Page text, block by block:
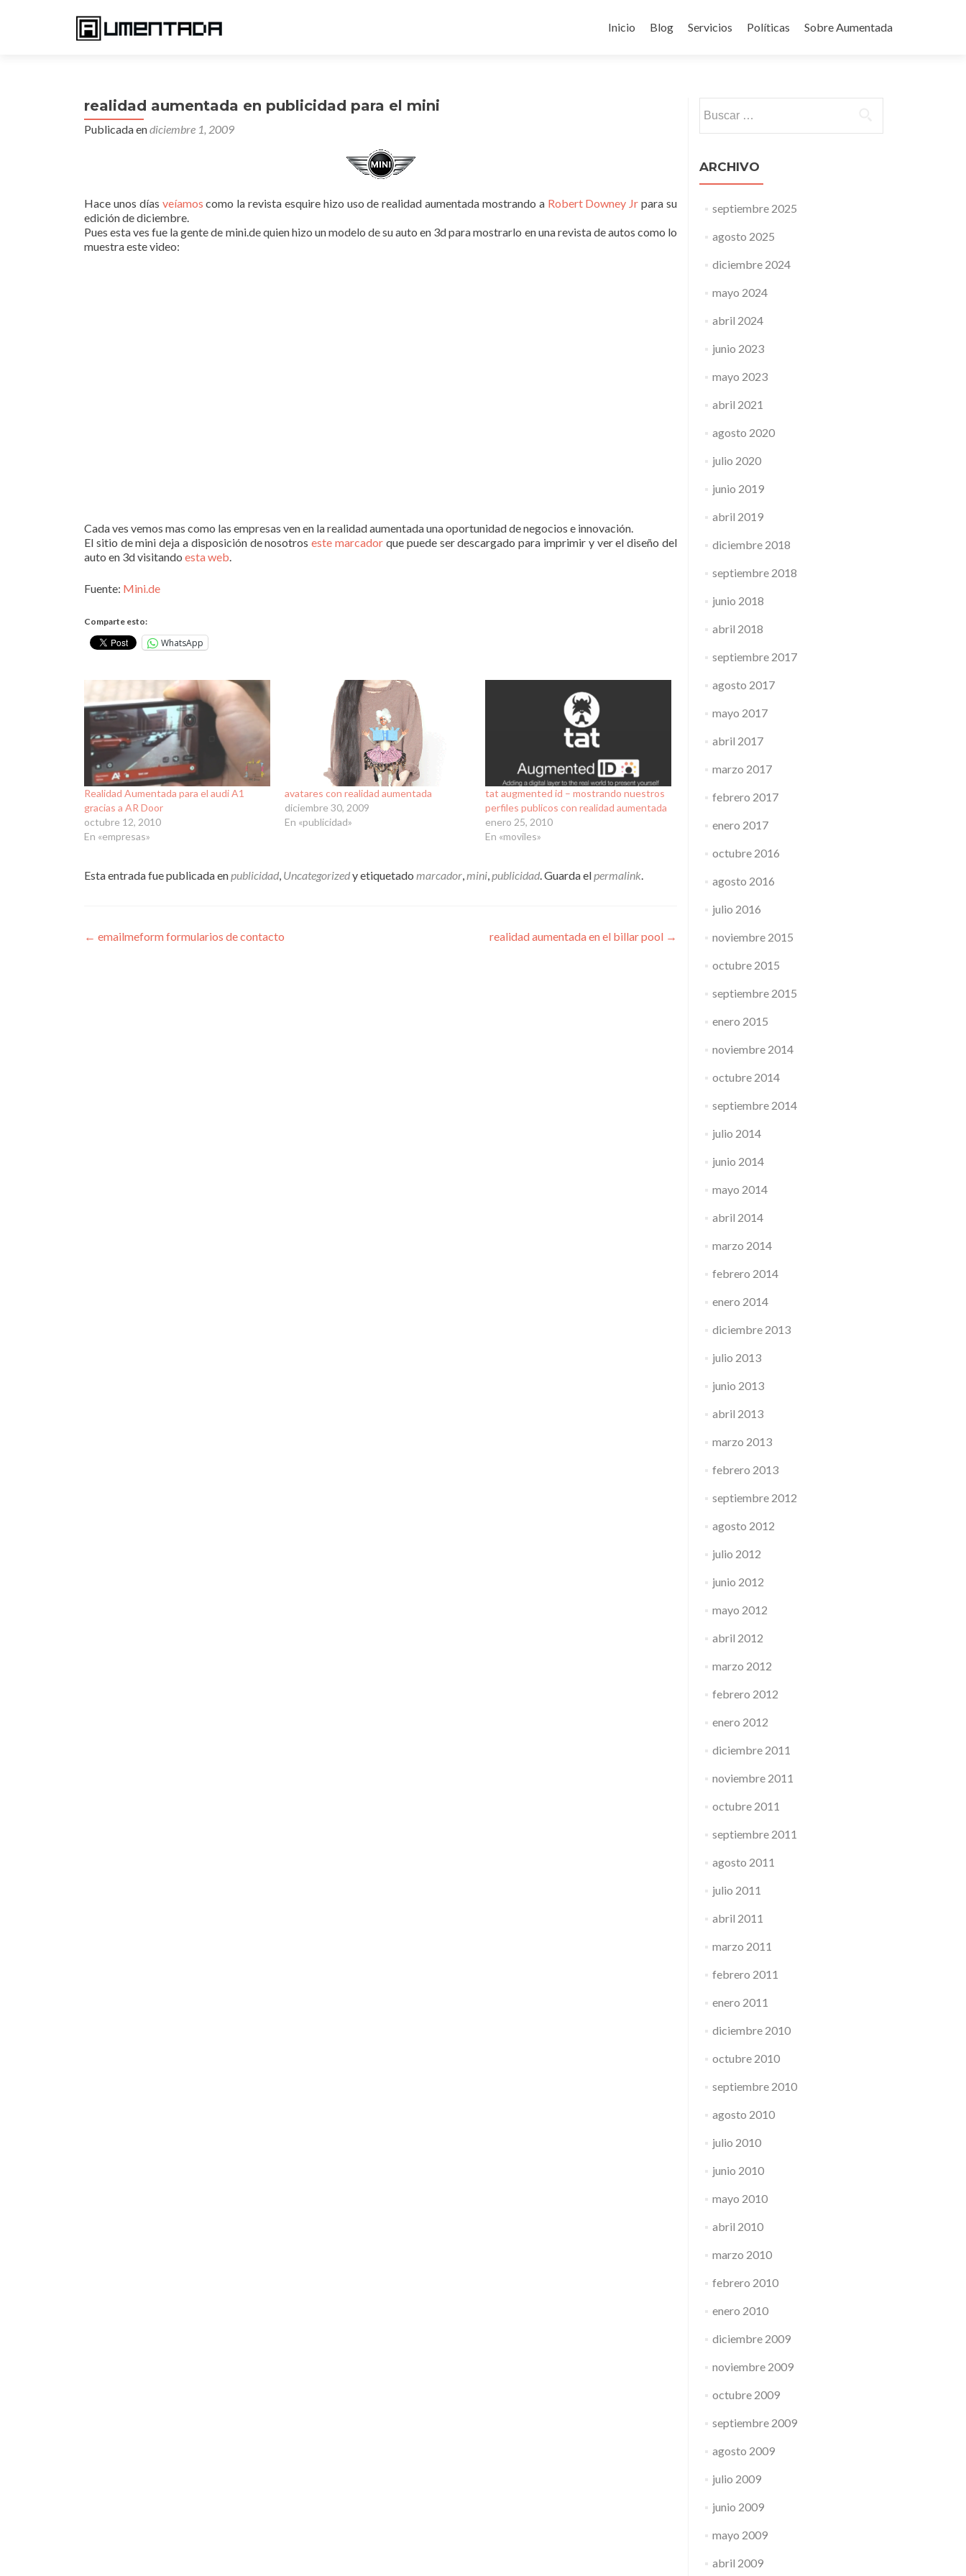
al
Inicio Blog Servicios Políticas Sobre Aumentada
realidad aumentada en publicidad para el mini
Publicada endiciembre 1, 2009
Hace unos días veíamos como la revista esquire hizo uso de realidad aumentada mostrando a Robert Downey Jr para su
edición de diciembre.
Pues esta ves fue la gente de mini.de quien hizo un modelo de su auto en 3d para mostrarlo en una revista de autos como lo
muestra este video:
Cada ves vemos mas como las empresas ven en la realidad aumentada una oportunidad de negocios e innovación.
El sitio de mini deja a disposición de nosotroseste marcador que puede ser descargado para imprimir y ver el diseño del
auto en 3d visitando esta web.
Fuente: Mini.de
Comparte esto:
WhatsApp
Realidad Aumentada para el audi A1
gracias a AR Door
octubre 12, 2010
En «empresas»
avatares con realidad aumentada
diciembre 30, 2009
En «publicidad»
tat augmented id – mostrando nuestros
perfiles publicos con realidad aumentada
enero 25, 2010
En «moviles»
Esta entrada fue publicada enpublicidad, Uncategorizedy etiquetado marcador,mini,publicidad. Guarda elpermalink.
Navegación
← emailmeform formularios de contacto realidad aumentada en el billar pool →
ARCHIVO
septiembre 2025
agosto 2025
diciembre 2024
mayo 2024
abril 2024
junio 2023
mayo 2023
abril 2021
agosto 2020
julio 2020
junio 2019
abril 2019
diciembre 2018
septiembre 2018
junio 2018
abril 2018
septiembre 2017
agosto 2017
mayo 2017
abril 2017
marzo 2017
febrero 2017
enero 2017
octubre 2016
agosto 2016
julio 2016
noviembre 2015
octubre 2015
septiembre 2015
enero 2015
noviembre 2014
octubre 2014
septiembre 2014
julio 2014
junio 2014
mayo 2014
abril 2014
marzo 2014
febrero 2014
enero 2014
diciembre 2013
julio 2013
junio 2013
abril 2013
marzo 2013
febrero 2013
septiembre 2012
agosto 2012
julio 2012
junio 2012
mayo 2012
abril 2012
marzo 2012
febrero 2012
enero 2012
diciembre 2011
noviembre 2011
octubre 2011
septiembre 2011
agosto 2011
julio 2011
abril 2011
marzo 2011
febrero 2011
enero 2011
diciembre 2010
octubre 2010
septiembre 2010
agosto 2010
julio 2010
junio 2010
mayo 2010
abril 2010
marzo 2010
febrero 2010
enero 2010
diciembre 2009
noviembre 2009
octubre 2009
septiembre 2009
agosto 2009
julio 2009
junio 2009
mayo 2009
abril 2009